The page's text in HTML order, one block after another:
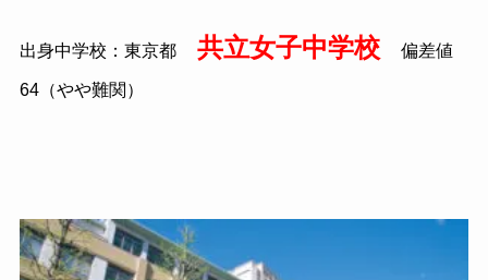
出身中学校：東京都 共立女子中学校 偏差値
64（やや難関）